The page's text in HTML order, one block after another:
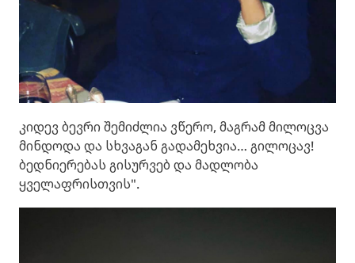
კიდევ ბევრი შემიძლია ვწერო, მაგრამ მილოცვა
მინდოდა და სხვაგან გადამეხვია… გილოცავ!
ბედნიერებას გისურვებ და მადლობა
ყველაფრისთვის".